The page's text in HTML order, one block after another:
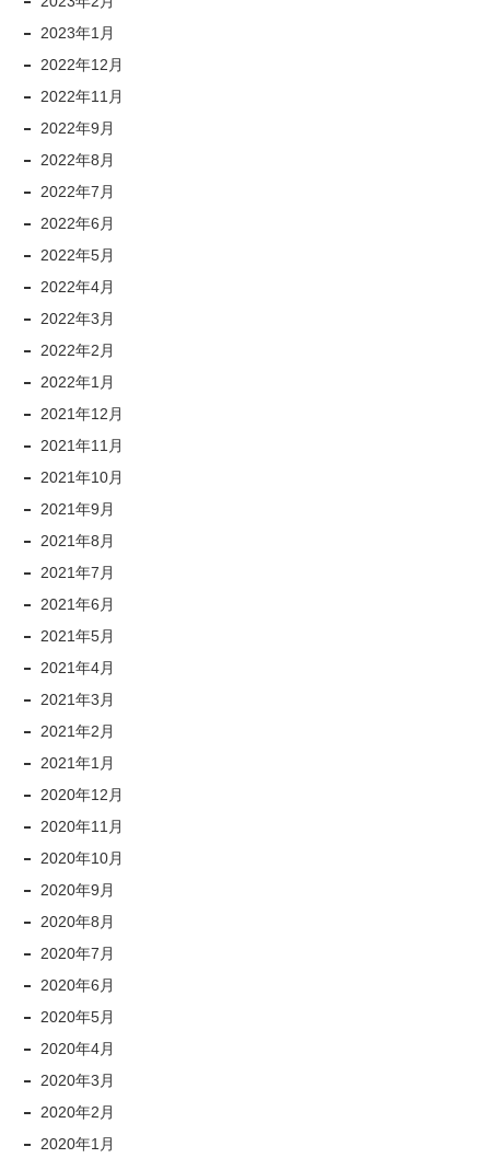
2023年1月
2022年12月
2022年11月
2022年9月
2022年8月
2022年7月
2022年6月
2022年5月
2022年4月
2022年3月
2022年2月
2022年1月
2021年12月
2021年11月
2021年10月
2021年9月
2021年8月
2021年7月
2021年6月
2021年5月
2021年4月
2021年3月
2021年2月
2021年1月
2020年12月
2020年11月
2020年10月
2020年9月
2020年8月
2020年7月
2020年6月
2020年5月
2020年4月
2020年3月
2020年2月
2020年1月